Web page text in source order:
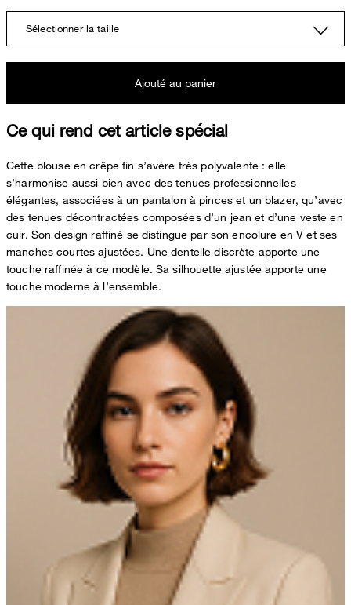
Sélectionner la taille
Ajouté au panier
Ce qui rend cet article spécial
Cette blouse en crêpe fin s’avère très polyvalente : elle
s’harmonise aussi bien avec des tenues professionnelles
élégantes, associées à un pantalon à pinces et un blazer, qu’avec
des tenues décontractées composées d’un jean et d’une veste en
cuir. Son design raffiné se distingue par son encolure en V et ses
manches courtes ajustées. Une dentelle discrète apporte une
touche raffinée à ce modèle. Sa silhouette ajustée apporte une
touche moderne à l’ensemble.